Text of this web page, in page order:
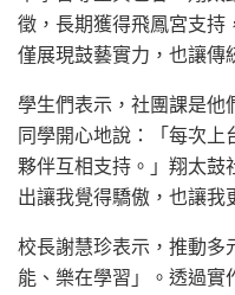
徵，長期獲得飛鳳宮支持
僅展現鼓藝實力，也讓傳
學生們表示，社團課是他
同學開心地說：「每次上
夥伴互相支持。」翔太鼓
出讓我覺得驕傲，也讓我
校長謝慧珍表示，推動多
能、樂在學習」。透過實